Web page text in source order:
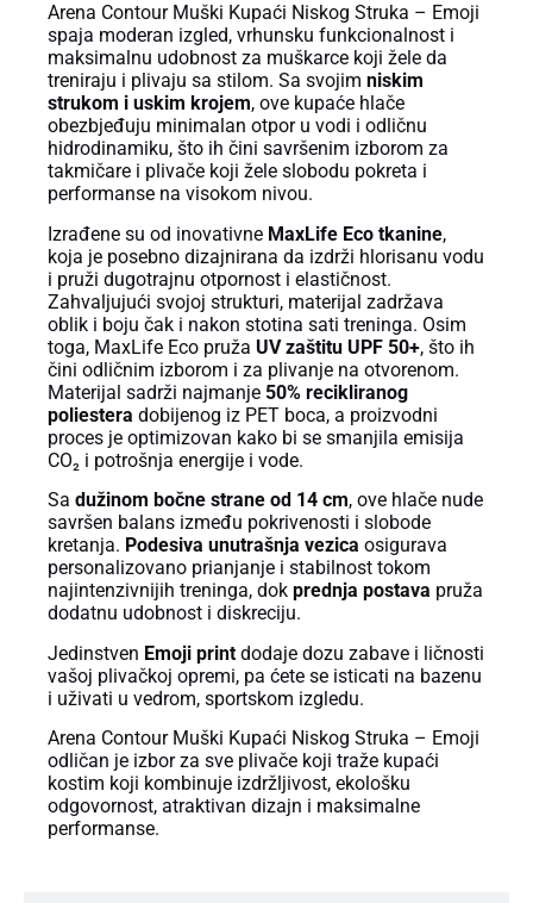
Arena Contour Muški Kupaći Niskog Struka – Emoji
spaja moderan izgled, vrhunsku funkcionalnost i
maksimalnu udobnost za muškarce koji žele da
treniraju i plivaju sa stilom. Sa svojim niskim
strukom i uskim krojem, ove kupaće hlače
obezbjeđuju minimalan otpor u vodi i odličnu
hidrodinamiku, što ih čini savršenim izborom za
takmičare i plivače koji žele slobodu pokreta i
performanse na visokom nivou.
Izrađene su od inovativne MaxLife Eco tkanine,
koja je posebno dizajnirana da izdrži hlorisanu vodu
i pruži dugotrajnu otpornost i elastičnost.
Zahvaljujući svojoj strukturi, materijal zadržava
oblik i boju čak i nakon stotina sati treninga. Osim
toga, MaxLife Eco pruža UV zaštitu UPF 50+, što ih
čini odličnim izborom i za plivanje na otvorenom.
Materijal sadrži najmanje 50% recikliranog
poliestera dobijenog iz PET boca, a proizvodni
proces je optimizovan kako bi se smanjila emisija
CO₂ i potrošnja energije i vode.
Sa dužinom bočne strane od 14 cm, ove hlače nude
savršen balans između pokrivenosti i slobode
kretanja. Podesiva unutrašnja vezica osigurava
personalizovano prianjanje i stabilnost tokom
najintenzivnijih treninga, dok prednja postava pruža
dodatnu udobnost i diskreciju.
Jedinstven Emoji print dodaje dozu zabave i ličnosti
vašoj plivačkoj opremi, pa ćete se isticati na bazenu
i uživati u vedrom, sportskom izgledu.
Arena Contour Muški Kupaći Niskog Struka – Emoji
odličan je izbor za sve plivače koji traže kupaći
kostim koji kombinuje izdržljivost, ekološku
odgovornost, atraktivan dizajn i maksimalne
performanse.